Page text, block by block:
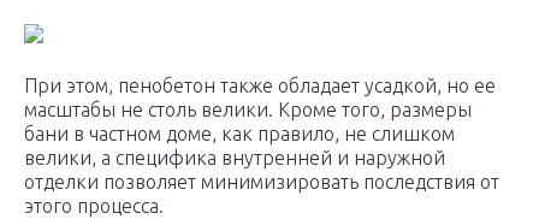
При этом, пенобетон также обладает усадкой, но ее
масштабы не столь велики. Кроме того, размеры
бани в частном доме, как правило, не слишком
велики, а специфика внутренней и наружной
отделки позволяет минимизировать последствия от
этого процесса.